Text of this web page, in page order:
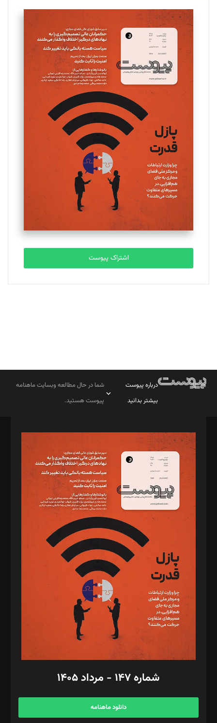
تحریریه
سروش کرمیان
تحریریه
مینا پاکدل
یسنا امان‌پور
تحریریه
ملینا جعفری
تحریریه
مصطفی مسجدی آرانی
تحریریه
بابک نقاش
تحریریه
اشتراک پیوست
درباره پیوست
بیشتر بدانید
شما در حال مطالعه وبسایت ماهنامه
پیوست هستید.
مدیر مسئول: محمدباقر اثنی‌عشری
سردبیر: مهرک محمودی
دبیر تحریریه: میثم قاسمی
د‌بیر ناداستان: سمانه سمیع
د‌بیر خدمت و تجارت: ابوالفضل رجبی
د‌بیر حقوق فناوری: حسام‌الدین ایپکچی
د‌بیر پیوست جهان: مینا پاکدل
د‌بیر تحریریه آنلاین: بابک نقاش
تحریریه‌: مجتبی محمود‌ی، آرش برهمند، یسنا امان‌پور، سروش کرمیان،
مصطفی مسجدی آرانی، ابوالفضل رجبی، زهرا فکرانه، فائزه فتحی
رستمی،مصطفی باستان
ویرایش: نگار استاد‌‌آقا
طراح یونیفرم: مجید توکلی
فیلمبرداری و عکاسی: امیر شفیعی، مانی لطفی زاده
گرافیک و صفحه‌آرایی: سید‌سبحان‌علی ثابت
مد‌یر توسعه تجاری: کامبیز برید‌
امور مالی: شاپور رهبری، محمد‌ کاظمی‌نیا
آگهی و مشترکین: ۰۹۱۹۹۹۹۰۴۵۴
شماره ۱۴۷ - مرداد ۱۴۰۵
دانلود ماهنامه